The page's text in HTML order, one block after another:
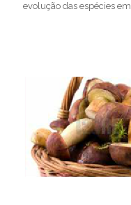
evolução das espécies